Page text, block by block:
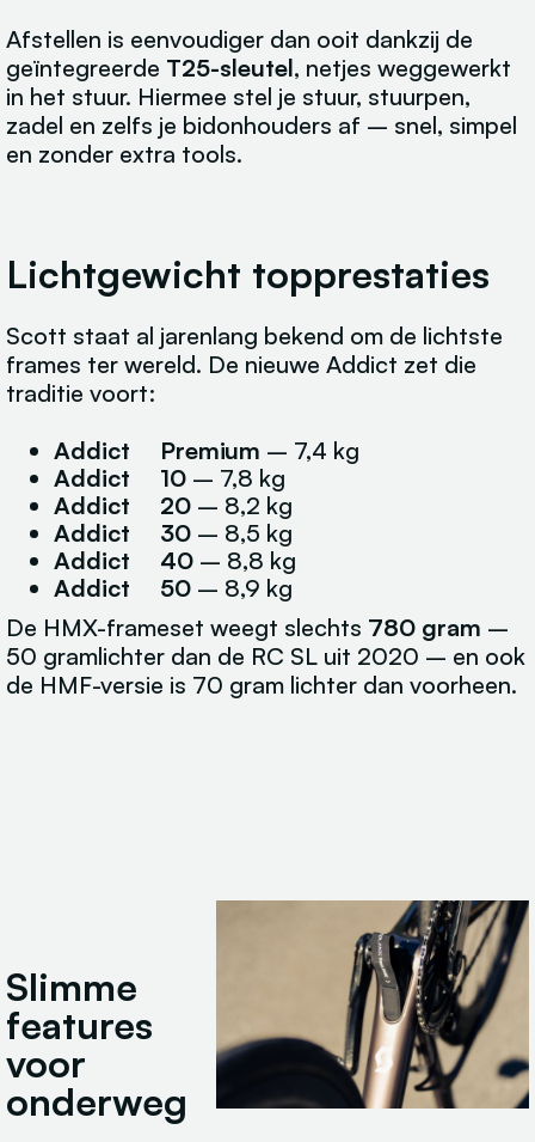
Afstellen is eenvoudiger dan ooit dankzij de
geïntegreerde T25-sleutel, netjes weggewerkt
in het stuur. Hiermee stel je stuur, stuurpen,
zadel en zelfs je bidonhouders af – snel, simpel
en zonder extra tools.
Lichtgewicht topprestaties
Scott staat al jarenlang bekend om de lichtste
frames ter wereld. De nieuwe Addict zet die
traditie voort:
Addict Premium – 7,4 kg
Addict 10 – 7,8 kg
Addict 20 – 8,2 kg
Addict 30 – 8,5 kg
Addict 40 – 8,8 kg
Addict 50 – 8,9 kg
De HMX-frameset weegt slechts 780 gram –
50 gramlichter dan de RC SL uit 2020 – en ook
de HMF-versie is 70 gram lichter dan voorheen.
Slimme
features
voor
onderweg